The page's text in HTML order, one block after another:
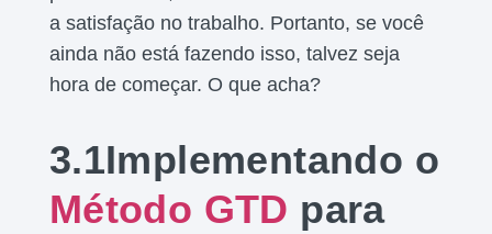
a satisfação no trabalho. Portanto, se você
ainda não está fazendo isso, talvez seja
hora de começar. O que acha?
3.1Implementando o
Método GTD para